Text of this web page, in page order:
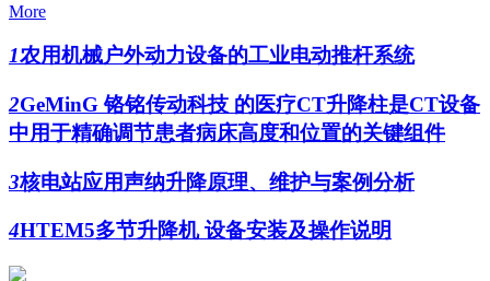
More
1农用机械户外动力设备的工业电动推杆系统
2GeMinG 铬铭传动科技 的医疗CT升降柱是CT设备
中用于精确调节患者病床高度和位置的关键组件
3核电站应用声纳升降原理、维护与案例分析
4HTEM5多节升降机 设备安装及操作说明